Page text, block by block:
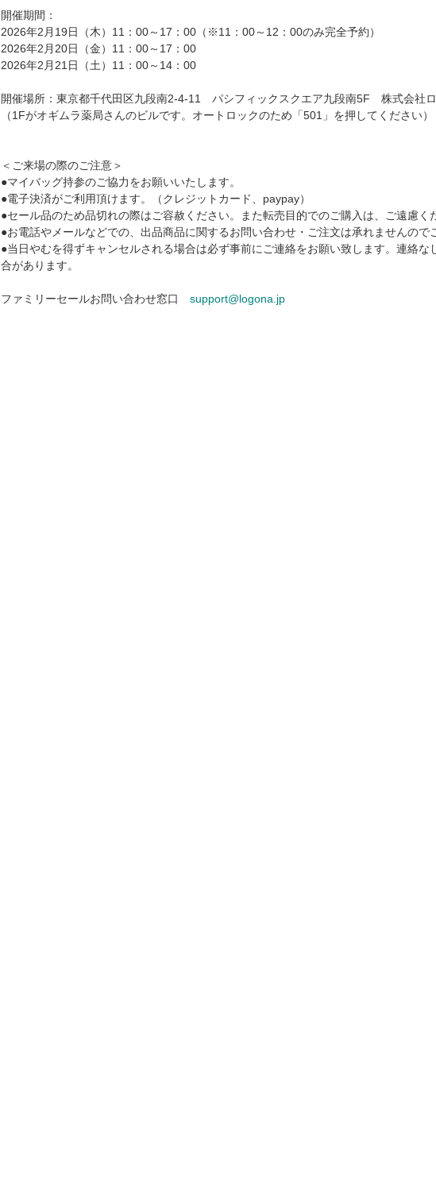
開催期間：
2026年2月19日（木）11：00～17：00（※11：00～12：00のみ完全予約）
2026年2月20日（金）11：00～17：00
2026年2月21日（土）11：00～14：00
開催場所：東京都千代田区九段南2-4-11 パシフィックスクエア九段南5F 株式会社
（1Fがオギムラ薬局さんのビルです。オートロックのため「501」を押してください
＜ご来場の際のご注意＞
●マイバッグ持参のご協力をお願いいたします。
●電子決済がご利用頂けます。（クレジットカード、paypay）
●セール品のため品切れの際はご容赦ください。また転売目的でのご購入は、ご遠慮く
●お電話やメールなどでの、出品商品に関するお問い合わせ・ご注文は承れませんので
●当日やむを得ずキャンセルされる場合は必ず事前にご連絡をお願い致します。連絡
合があります。
ファミリーセールお問い合わせ窓口 support@logona.jp